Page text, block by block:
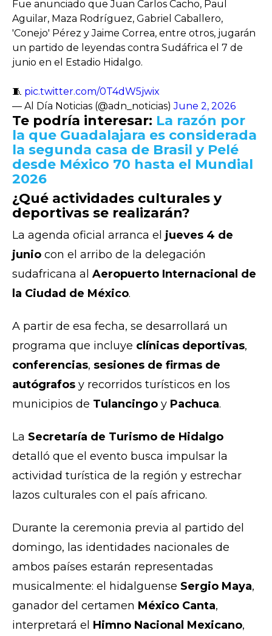
Fue anunciado que Juan Carlos Cacho, Paul
Aguilar, Maza Rodríguez, Gabriel Caballero,
'Conejo' Pérez y Jaime Correa, entre otros, jugarán
un partido de leyendas contra Sudáfrica el 7 de
junio en el Estadio Hidalgo.
🧵 pic.twitter.com/0T4dW5jwix
— Al Día Noticias (@adn_noticias)June 2, 2026
Te podría interesar: La razón por
la que Guadalajara es considerada
la segunda casa de Brasil y Pelé
desde México 70 hasta el Mundial
2026
¿Qué actividades culturales y
deportivas se realizarán?
La agenda oficial arranca el jueves 4 de
junio con el arribo de la delegación
sudafricana al Aeropuerto Internacional de
la Ciudad de México.
A partir de esa fecha, se desarrollará un
programa que incluye clínicas deportivas,
conferencias, sesiones de firmas de
autógrafos y recorridos turísticos en los
municipios de Tulancingo y Pachuca.
La Secretaría de Turismo de Hidalgo
detalló que el evento busca impulsar la
actividad turística de la región y estrechar
lazos culturales con el país africano.
Durante la ceremonia previa al partido del
domingo, las identidades nacionales de
ambos países estarán representadas
musicalmente: el hidalguense Sergio Maya,
ganador del certamen México Canta,
interpretará el Himno Nacional Mexicano,